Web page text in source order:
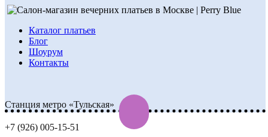
Каталог платьев
Блог
Шоурум
Контакты
Станция метро «Тульская»
+7 (926) 005-15-51